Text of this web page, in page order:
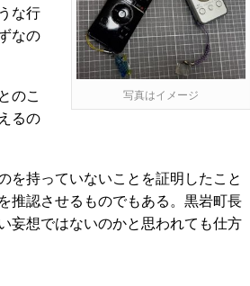
写真はイメージ
な行
なの
のこ
るの
持っていないことを証明したこと
推認させるものでもある。黒岩町長
妄想ではないのかと思われても仕方